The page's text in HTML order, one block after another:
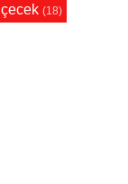
İçecek (18)